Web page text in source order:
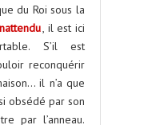
du Roi sous la
, il est ici
S’il est
reconquérir
il n’a que
obsédé par son
par l’anneau.